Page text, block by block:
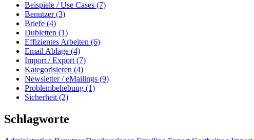
Beispiele / Use Cases (7)
Benutzer (3)
Briefe (4)
Dubletten (1)
Effizientes Arbeiten (6)
Email Ablage (4)
Import / Export (7)
Kategorisieren (4)
Newsletter / eMailings (9)
Problembehebung (1)
Sicherheit (2)
Schlagworte